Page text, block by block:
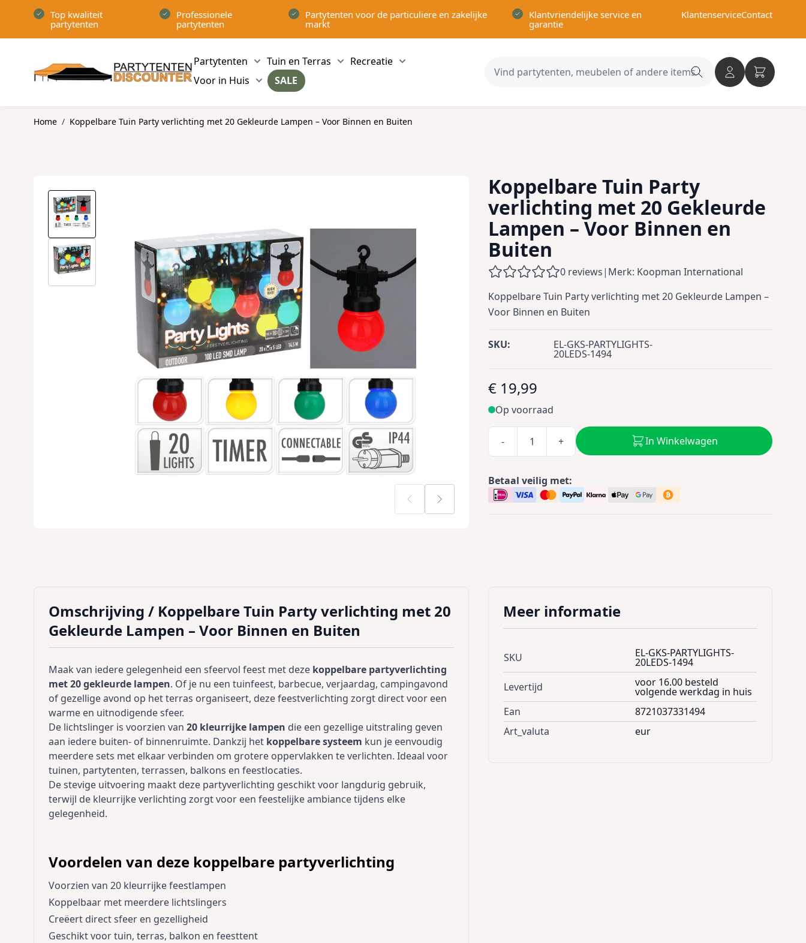
Top kwaliteit
partytenten
Professionele
partytenten
Partytenten voor de particuliere en zakelijke
markt
Klantvriendelijke service en
garantie
KlantenserviceContact
Partytenten
Show submenu for Partytenten category
Tuin en Terras
Show submenu for Tuin en Terras category
Recreatie
Show submenu for Recreatie category
Voor in Huis
Show submenu for Voor in Huis category
SALE
Search
Home / Koppelbare Tuin Party verlichting met 20 Gekleurde Lampen – Voor Binnen en Buiten
Koppelbare Tuin Party
verlichting met 20 Gekleurde
Lampen – Voor Binnen en
Buiten
0 reviews| Merk: Koopman International
Koppelbare Tuin Party verlichting met 20 Gekleurde Lampen –
Voor Binnen en Buiten
SKU: EL-GKS-PARTYLIGHTS-
20LEDS-1494
€ 19,99
Op voorraad
- + In Winkelwagen
Betaal veilig met:
Omschrijving / Koppelbare Tuin Party verlichting met 20
Gekleurde Lampen – Voor Binnen en Buiten
Maak van iedere gelegenheid een sfeervol feest met deze koppelbare partyverlichting
met 20 gekleurde lampen. Of je nu een tuinfeest, barbecue, verjaardag, campingavond
of gezellige avond op het terras organiseert, deze feestverlichting zorgt direct voor een
warme en uitnodigende sfeer.
De lichtslinger is voorzien van 20 kleurrijke lampen die een gezellige uitstraling geven
aan iedere buiten- of binnenruimte. Dankzij het koppelbare systeem kun je eenvoudig
meerdere sets met elkaar verbinden om grotere oppervlakken te verlichten. Ideaal voor
tuinen, partytenten, terrassen, balkons en feestlocaties.
De stevige uitvoering maakt deze partyverlichting geschikt voor langdurig gebruik,
terwijl de kleurrijke verlichting zorgt voor een feestelijke ambiance tijdens elke
gelegenheid.
Voordelen van deze koppelbare partyverlichting
Voorzien van 20 kleurrijke feestlampen
Koppelbaar met meerdere lichtslingers
Creëert direct sfeer en gezelligheid
Geschikt voor tuin, terras, balkon en feesttent
Meer informatie
SKU EL-GKS-PARTYLIGHTS-
20LEDS-1494
Levertijd
voor 16.00 besteld
volgende werkdag in huis
Ean
8721037331494
Art_valuta
eur